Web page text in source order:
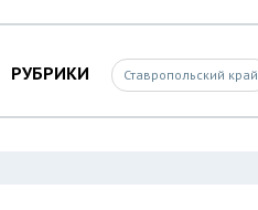
РУБРИКИ Ставропольский край